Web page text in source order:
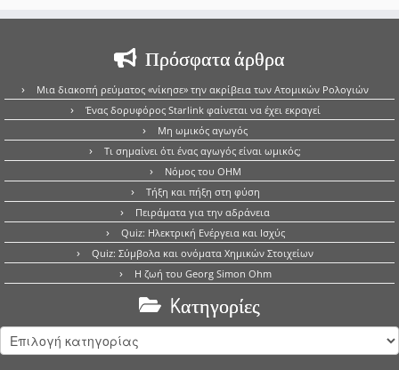
Πρόσφατα άρθρα
Μια διακοπή ρεύματος «νίκησε» την ακρίβεια των Ατομικών Ρολογιών
Ένας δορυφόρος Starlink φαίνεται να έχει εκραγεί
Μη ωμικός αγωγός
Τι σημαίνει ότι ένας αγωγός είναι ωμικός;
Νόμος του OHM
Τήξη και πήξη στη φύση
Πειράματα για την αδράνεια
Quiz: Ηλεκτρική Ενέργεια και Ισχύς
Quiz: Σύμβολα και ονόματα Χημικών Στοιχείων
Η ζωή του Georg Simon Ohm
Kατηγορίες
Kατηγορίες